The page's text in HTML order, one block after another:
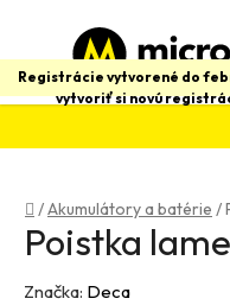
obsah
Registrácie vytvorené do
vytvoriť si novú
Domov
/Akumulátory a batérie /
Poistka
Značka: Deca